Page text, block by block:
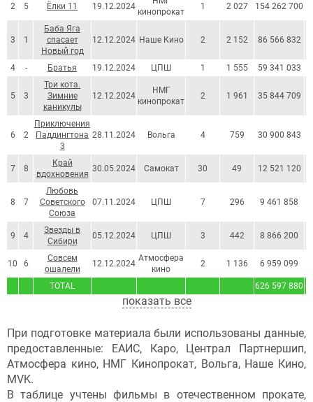
TOTAL 626 597 880 6
2 5 Ёлки 11 19.12.2024
кинопрокат
1 2 027 154 262 700
3 1
Баба Яга
спасает
Новый год
12.12.2024 Наше Кино 2 2 152 86 566 832
4 - Братья 19.12.2024 ЦПШ 1 1 555 59 341 033
5 3
Три кота.
Зимние
каникулы
12.12.2024
НМГ
кинопрокат
2 1 961 35 844 709
6 2
Приключения
Паддингтона
3
28.11.2024 Вольга 4 759 30 900 843
7 8
Край
вдохновения
30.05.2024 Самокат 30 49 12 521 120
8 7
Любовь
Советского
Союза
07.11.2024 ЦПШ 7 296 9 461 858
9 4
Звезды в
Сибири
05.12.2024 ЦПШ 3 442 8 866 200
10 6
Совсем
ошалели
12.12.2024
Атмосфера
кино
2 1 136 6 959 099
показать все
При подготовке материала были использованы данные,
предоставленные: ЕАИС, Каро, Централ Партнершип,
Атмосфера кино, НМГ Кинопрокат, Вольга, Наше Кино,
MVK.
В таблице учтены фильмы в отечественном прокате,